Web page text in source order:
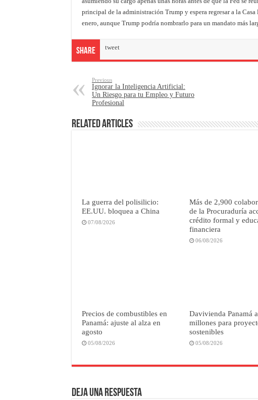
principal de la administración Trump y espera regresar a la
enero, aunque Trump podría nombrarlo para un mandato más
Share tweet
Previous
Ignorar la Inteligencia Artificial:
Un Riesgo para tu Empleo y Futuro
Profesional
Related Articles
La guerra del polisilicio:
EE.UU. bloquea a China
07/08/2026
Más de 2,900
de la Procuraduría
crédito formal y
financiera
06/08/2026
Precios de combustibles en
Panamá: ajuste al alza en
agosto
05/08/2026
Davivienda Panamá
millones para
sostenibles
05/08/2026
Deja una respuesta